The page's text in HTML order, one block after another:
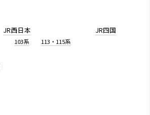
JR西日本
103系 113・115系
JR四国